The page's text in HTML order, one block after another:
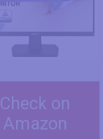
Check on
Amazon